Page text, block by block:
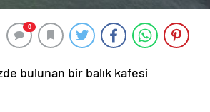
0
bulunan bir balık kafesi